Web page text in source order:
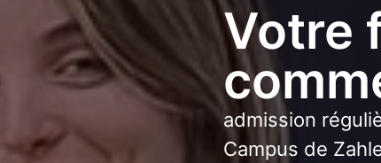
Votre
admission
Campus de